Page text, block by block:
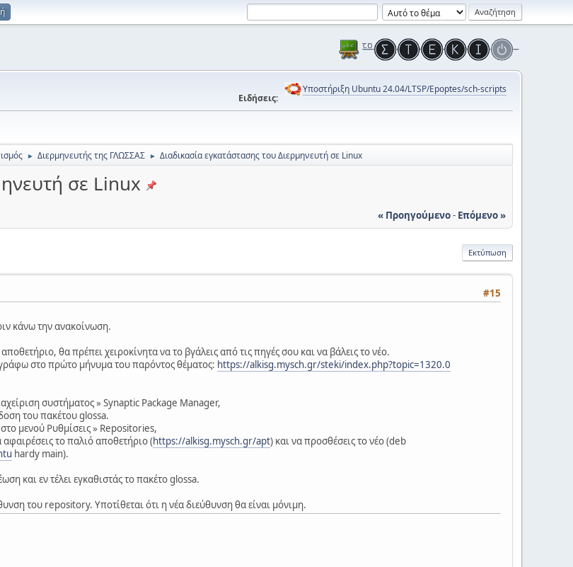
Ειδήσεις:
Υποστήριξη Ubuntu 24.04/LTSP/Epoptes/sch-scripts
► Διερμηνευτής της ΓΛΩΣΣΑΣ ► Διαδικασία εγκατάστασης του Διερμηνευτή σε Linux
σε Linux
« Προηγούμενο- Επόμενο »
Εκτύπωση
#15
κάνω την ανακοίνωση.
θα πρέπει χειροκίνητα να το βγάλεις από τις πηγές σου και να βάλεις το νέο.
γράφω στο πρώτο μήνυμα του παρόντος θέματος: https://alkisg.mysch.gr/steki/index.php?topic=1320.0
συστήματος » Synaptic Package Manager,
του πακέτου glossa.
μενού Ρυθμίσεις » Repositories,
το παλιό αποθετήριο (https://alkisg.mysch.gr/apt) και να προσθέσεις το νέο (deb
hardy main).
και εν τέλει εγκαθιστάς το πακέτο glossa.
του repository. Υποτίθεται ότι η νέα διεύθυνση θα είναι μόνιμη.